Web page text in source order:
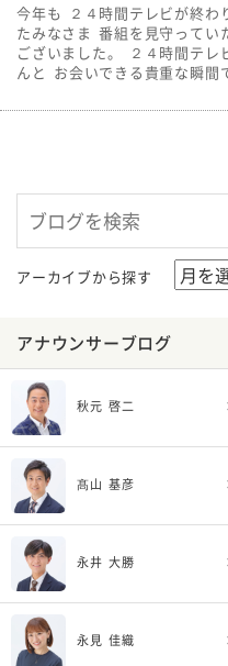
今年も ２４時間テレビが終わ
たみなさま 番組を見守ってい
ございました。 ２４時間テ
んと お会いできる貴重な瞬
アーカイブから探す
アナウンサーブログ
秋元 啓二
髙山 基彦
永井 大勝
永見 佳織